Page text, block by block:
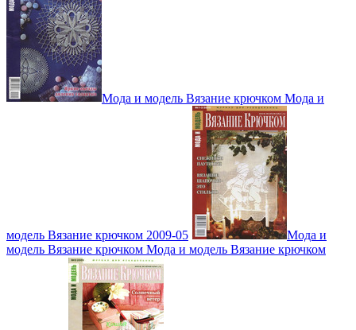
Мода и модель Вязание крючком Мода и
модель Вязание крючком 2009-05
Мода и
модель Вязание крючком Мода и модель Вязание крючком